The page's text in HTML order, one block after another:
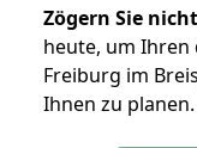
Zögern Sie nicht
heute, um
Freiburg im
Ihnen zu planen.